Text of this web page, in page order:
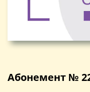
Абонемент №